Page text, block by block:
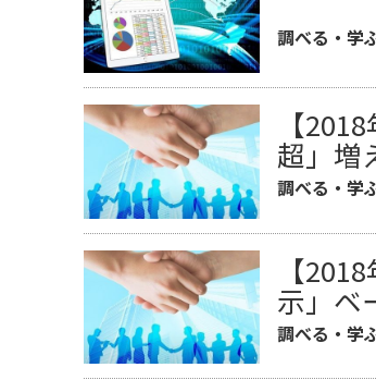
調べる・学
【
超」増
調べる・学
【
示」ベ
調べる・学